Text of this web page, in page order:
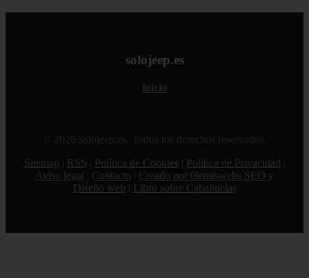
solojeep.es
Inicio
© 2026 solojeep.es. Todos los derechos reservados.
Sitemap
RSS Política de Cookies Política de Privacidad
Aviso legal
Contacto
Creado por 0lemiswebs SEO y
Diseño web
Libro sobre Cabañuelas